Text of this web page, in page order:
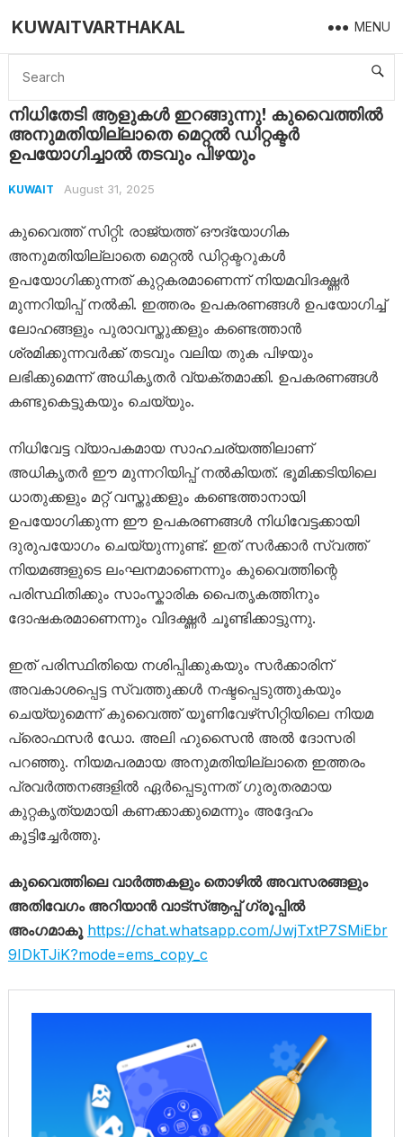
KUWAITVARTHAKAL MENU
Home Kuwait നിധിതേടി ആളുകൾ ഇറങ്ങുന്നു! കുവൈത്തിൽ അനുമതിയില്ലാതെ മെറ്റൽ ഡിറ്റക്ടർ ഉപയോഗിച്ചാൽ തടവും പിഴയും
നിധിതേടി ആളുകൾ ഇറങ്ങുന്നു! കുവൈത്തിൽ
അനുമതിയില്ലാതെ മെറ്റൽ ഡിറ്റക്ടർ
ഉപയോഗിച്ചാൽ തടവും പിഴയും
KUWAIT August 31, 2025
കുവൈത്ത് സിറ്റി: രാജ്യത്ത് ഔദ്യോഗിക
അനുമതിയില്ലാതെ മെറ്റൽ ഡിറ്റക്ടറുകൾ
ഉപയോഗിക്കുന്നത് കുറ്റകരമാണെന്ന് നിയമവിദഗ്ദ്ധർ
മുന്നറിയിപ്പ് നൽകി. ഇത്തരം ഉപകരണങ്ങൾ ഉപയോഗിച്ച്
ലോഹങ്ങളും പുരാവസ്തുക്കളും കണ്ടെത്താൻ
ശ്രമിക്കുന്നവർക്ക് തടവും വലിയ തുക പിഴയും
ലഭിക്കുമെന്ന് അധികൃതർ വ്യക്തമാക്കി. ഉപകരണങ്ങൾ
കണ്ടുകെട്ടുകയും ചെയ്യും.
നിധിവേട്ട വ്യാപകമായ സാഹചര്യത്തിലാണ്
അധികൃതർ ഈ മുന്നറിയിപ്പ് നൽകിയത്. ഭൂമിക്കടിയിലെ
ധാതുക്കളും മറ്റ് വസ്തുക്കളും കണ്ടെത്താനായി
ഉപയോഗിക്കുന്ന ഈ ഉപകരണങ്ങൾ നിധിവേട്ടക്കായി
ദുരുപയോഗം ചെയ്യുന്നുണ്ട്. ഇത് സർക്കാർ സ്വത്ത്
നിയമങ്ങളുടെ ലംഘനമാണെന്നും കുവൈത്തിന്റെ
പരിസ്ഥിതിക്കും സാംസ്കാരിക പൈതൃകത്തിനും
ദോഷകരമാണെന്നും വിദഗ്ദ്ധർ ചൂണ്ടിക്കാട്ടുന്നു.
ഇത് പരിസ്ഥിതിയെ നശിപ്പിക്കുകയും സർക്കാരിന്
അവകാശപ്പെട്ട സ്വത്തുക്കൾ നഷ്ടപ്പെടുത്തുകയും
ചെയ്യുമെന്ന് കുവൈത്ത് യൂണിവേഴ്‌സിറ്റിയിലെ നിയമ
പ്രൊഫസർ ഡോ. അലി ഹുസൈൻ അൽ ദോസരി
പറഞ്ഞു. നിയമപരമായ അനുമതിയില്ലാതെ ഇത്തരം
പ്രവർത്തനങ്ങളിൽ ഏർപ്പെടുന്നത് ഗുരുതരമായ
കുറ്റകൃത്യമായി കണക്കാക്കുമെന്നും അദ്ദേഹം
കൂട്ടിച്ചേർത്തു.
കുവൈത്തിലെ വാർത്തകളും തൊഴിൽ അവസരങ്ങളും
അതിവേഗം അറിയാൻ വാട്സ്ആപ്പ് ഗ്രൂപ്പിൽ
അംഗമാകൂ https://chat.whatsapp.com/JwjTxtP7SMiEbr
9IDkTJiK?mode=ems_copy_c